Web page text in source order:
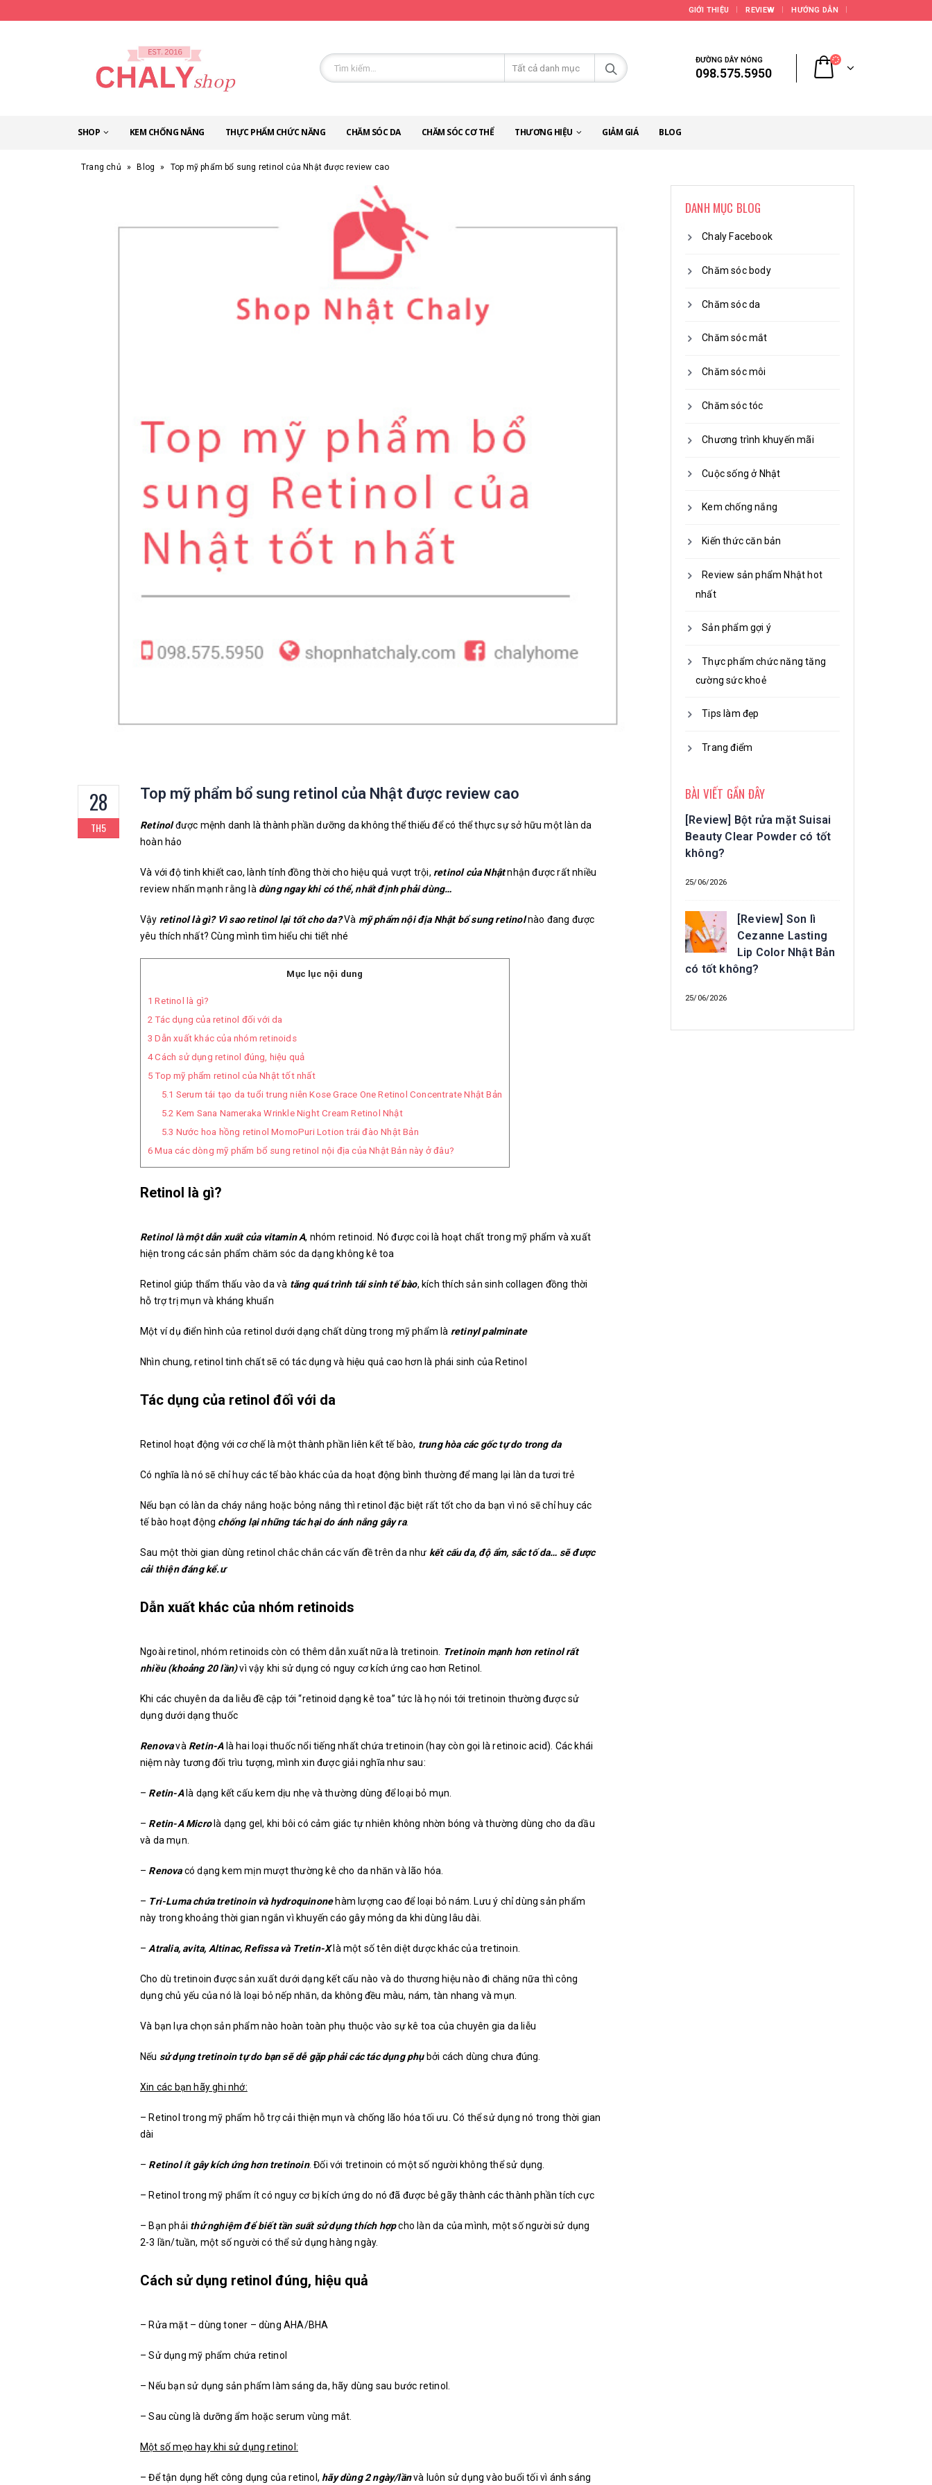
GIỚI THIỆU REVIEW HƯỚNG DẪN
ĐƯỜNG DÂY NÓNG
098.575.5950
SHOP KEM CHỐNG NẮNG THỰC PHẨM CHỨC NĂNG CHĂM SÓC DA CHĂM SÓC CƠ THỂ THƯƠNG HIỆU GIẢM GIÁ BLOG
Trang chủ » Blog » Top mỹ phẩm bổ sung retinol của Nhật được review cao
28
TH5
Top mỹ phẩm bổ sung retinol của Nhật được review cao
Retinolđược mệnh danh là thành phần dưỡng da không thể thiếu để có thể thực sự sở hữu một làn da
hoàn hảo
Và với độ tinh khiết cao, lành tính đồng thời cho hiệu quả vượt trội, retinol của Nhậtnhận được rất nhiều
review nhấn mạnh rằng là dùng ngay khi có thể, nhất định phải dùng…
Vậy retinol là gì? Vì sao retinol lại tốt cho da?Và mỹ phẩm nội địa Nhật bổ sung retinolnào đang được
yêu thích nhất? Cùng mình tìm hiểu chi tiết nhé
Mục lục nội dung
1 Retinol là gì?
2 Tác dụng của retinol đối với da
3 Dẫn xuất khác của nhóm retinoids
4Cách sử dụng retinol đúng, hiệu quả
5 Top mỹ phẩm retinol của Nhật tốt nhất
5.1 Serum tái tạo da tuổi trung niên Kose Grace One Retinol Concentrate Nhật Bản
5.2 Kem Sana Nameraka Wrinkle Night Cream Retinol Nhật
5.3 Nước hoa hồng retinol MomoPuri Lotion trái đào Nhật Bản
6 Mua các dòng mỹ phẩm bổ sung retinol nội địa của Nhật Bản này ở đâu?
Retinol là gì?
Retinol là một dẫn xuất của vitamin A, nhóm retinoid. Nó được coi là hoạt chất trong mỹ phẩm và xuất
hiện trong các sản phẩm chăm sóc da dạng không kê toa
Retinol giúp thẩm thấu vào da và tăng quá trình tái sinh tế bào, kích thích sản sinh collagen đồng thời
hỗ trợ trị mụn và kháng khuẩn
Một ví dụ điển hình của retinol dưới dạng chất dùng trong mỹ phẩm là retinyl palminate
Nhìn chung, retinol tinh chất sẽ có tác dụng và hiệu quả cao hơn là phái sinh của Retinol
Tác dụng của retinol đối với da
Retinol hoạt động với cơ chế là một thành phần liên kết tế bào, trung hòa các gốc tự do trong da
Có nghĩa là nó sẽ chỉ huy các tế bào khác của da hoạt động bình thường để mang lại làn da tươi trẻ
Nếu bạn có làn da cháy nắng hoặc bỏng nắng thì retinol đặc biệt rất tốt cho da bạn vì nó sẽ chỉ huy các
tế bào hoạt động chống lại những tác hại do ánh nắng gây ra.
Sau một thời gian dùng retinol chắc chắn các vấn đề trên da như kết cấu da, độ ẩm, sắc tố da… sẽ được
cải thiện đáng kể.ư
Dẫn xuất khác của nhóm retinoids
Ngoài retinol, nhóm retinoids còn có thêm dẫn xuất nữa là tretinoin. Tretinoin mạnh hơn retinol rất
nhiều (khoảng 20 lần)vì vậy khi sử dụng có nguy cơ kích ứng cao hơn Retinol.
Khi các chuyên da da liễu đề cập tới “retinoid dạng kê toa” tức là họ nói tới tretinoin thường được sử
dụng dưới dạng thuốc
Renovavà Retin-Alà hai loại thuốc nổi tiếng nhất chứa tretinoin (hay còn gọi là retinoic acid). Các khái
niệm này tương đối trìu tượng, mình xin được giải nghĩa như sau:
– Retin-Alà dạng kết cấu kem dịu nhẹ và thường dùng để loại bỏ mụn.
– Retin-A Microlà dạng gel, khi bôi có cảm giác tự nhiên không nhờn bóng và thường dùng cho da dầu
và da mụn.
– Renovacó dạng kem mịn mượt thường kê cho da nhăn và lão hóa.
– Tri-Luma chứa tretinoin và hydroquinonehàm lượng cao để loại bỏ nám. Lưu ý chỉ dùng sản phẩm
này trong khoảng thời gian ngắn vì khuyến cáo gây mỏng da khi dùng lâu dài.
–Atralia, avita, Altinac, Refissa và Tretin-Xlà một số tên diệt dược khác của tretinoin.
Cho dù tretinoin được sản xuất dưới dạng kết cấu nào và do thương hiệu nào đi chăng nữa thì công
dụng chủ yếu của nó là loại bỏ nếp nhăn, da không đều màu, nám, tàn nhang và mụn.
Và bạn lựa chọn sản phẩm nào hoàn toàn phụ thuộc vào sự kê toa của chuyên gia da liễu
Nếu sử dụng tretinoin tự do bạn sẽ dễ gặp phải các tác dụng phụbởi cách dùng chưa đúng.
Xin các bạn hãy ghi nhớ:
– Retinol trong mỹ phẩm hỗ trợ cải thiện mụn và chống lão hóa tối ưu. Có thể sử dụng nó trong thời gian
dài
– Retinol ít gây kích ứng hơn tretinoin. Đối với tretinoin có một số người không thể sử dụng.
– Retinol trong mỹ phẩm ít có nguy cơ bị kích ứng do nó đã được bẻ gãy thành các thành phần tích cực
– Bạn phải thử nghiệm để biết tần suất sử dụng thích hợpcho làn da của mình, một số người sử dụng
2-3 lần/tuần, một số người có thể sử dụng hàng ngày.
Cách sử dụng retinol đúng, hiệu quả
– Rửa mặt – dùng toner – dùng AHA/BHA
– Sử dụng mỹ phẩm chứa retinol
– Nếu bạn sử dụng sản phẩm làm sáng da, hãy dùng sau bước retinol.
– Sau cùng là dưỡng ẩm hoặc serum vùng mắt.
Một số mẹo hay khi sử dụng retinol:
– Để tận dụng hết công dụng của retinol,hãy dùng 2 ngày/lầnvà luôn sử dụng vào buổi tối vì ánh sáng
DANH MỤC BLOG
Chaly Facebook
Chăm sóc body
Chăm sóc da
Chăm sóc mắt
Chăm sóc môi
Chăm sóc tóc
Chương trình khuyến mãi
Cuộc sống ở Nhật
Kem chống nắng
Kiến thức căn bản
Review sản phẩm Nhật hot
nhất
Sản phẩm gợi ý
Thực phẩm chức năng tăng
cường sức khoẻ
Tips làm đẹp
Trang điểm
BÀI VIẾT GẦN ĐÂY
[Review] Bột rửa mặt Suisai
Beauty Clear Powder có tốt
không?
25/06/2026
[Review] Son lì
Cezanne Lasting
Lip Color Nhật Bản
có tốt không?
25/06/2026